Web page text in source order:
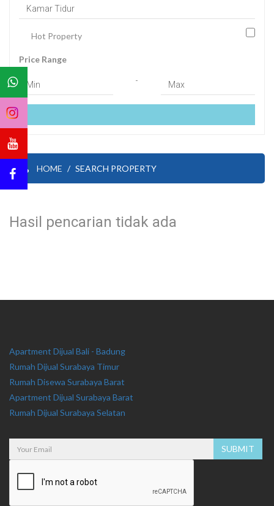
Hot Property
Price Range
-
HOME SEARCH PROPERTY
Hasil pencarian tidak ada
Apartment Dijual Bali - Badung
Rumah Dijual Surabaya Timur
Rumah Disewa Surabaya Barat
Apartment Dijual Surabaya Barat
Rumah Dijual Surabaya Selatan